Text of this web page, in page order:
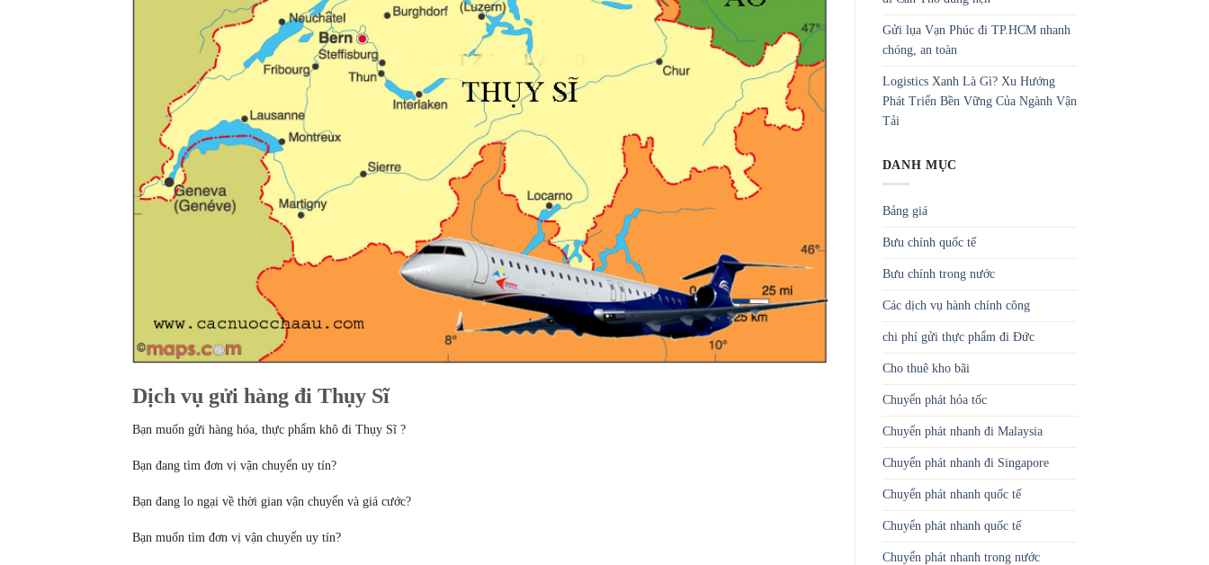
Dịch vụ gửi hàng đi Thụy Sĩ
Bạn muốn gửi hàng hóa, thực phẩm khô đi Thụy Sĩ ?
Bạn đang tìm đơn vị vận chuyển uy tín?
Bạn đang lo ngại về thời gian vận chuyển và giá cước?
Bạn muốn tìm đơn vị vận chuyển uy tín?
Gửi lụa Vạn Phúc đi TP.HCM nhanh
chóng, an toàn
Logistics Xanh Là Gì? Xu Hướng
Phát Triển Bền Vững Của Ngành Vận
Tải
DANH MỤC
Bảng giá
Bưu chính quốc tế
Bưu chính trong nước
Các dịch vụ hành chính công
chi phí gửi thực phẩm đi Đức
Cho thuê kho bãi
Chuyển phát hỏa tốc
Chuyển phát nhanh đi Malaysia
Chuyển phát nhanh đi Singapore
Chuyển phát nhanh quốc tế
Chuyển phát nhanh quốc tế
Chuyển phát nhanh trong nước